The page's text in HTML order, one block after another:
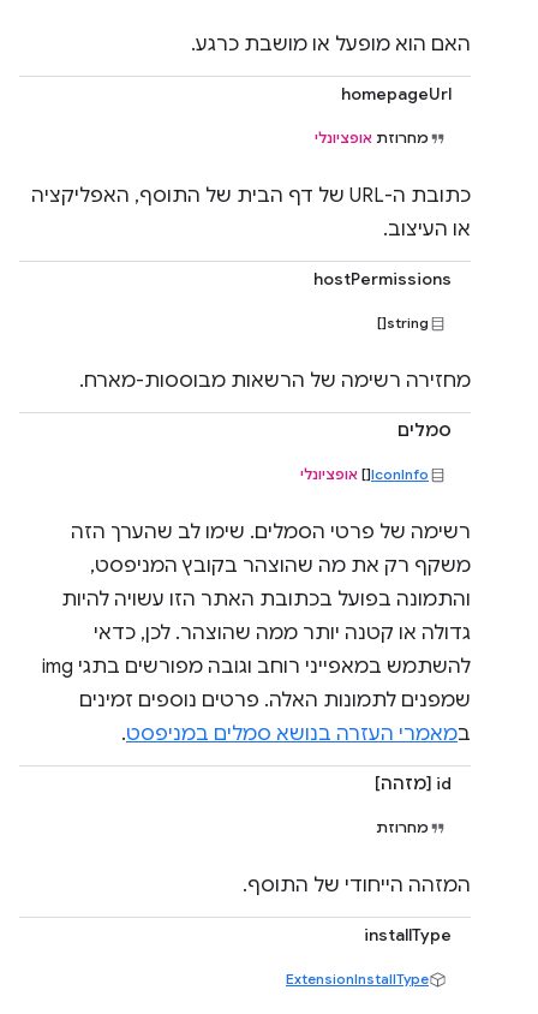
האם הוא מופעל או מושבת כרגע.
homepageUrl
מחרוזת אופציונלי
כתובת ה-URL של דף הבית של התוסף, האפליקציה
או העיצוב.
hostPermissions
string[]
מחזירה רשימה של הרשאות מבוססות-מארח.
סמלים
IconInfo
[] אופציונלי
רשימה של פרטי הסמלים. שימו לב שהערך הזה
משקף רק את מה שהוצהר בקובץ המניפסט,
והתמונה בפועל בכתובת האתר הזו עשויה להיות
גדולה או קטנה יותר ממה שהוצהר. לכן, כדאי
להשתמש במאפייני רוחב וגובה מפורשים בתגי img
שמפנים לתמונות האלה. פרטים נוספים זמינים
במאמרי העזרה בנושא סמלים במניפסט.
id [מזהה]
מחרוזת
המזהה הייחודי של התוסף.
installType
ExtensionInstallType